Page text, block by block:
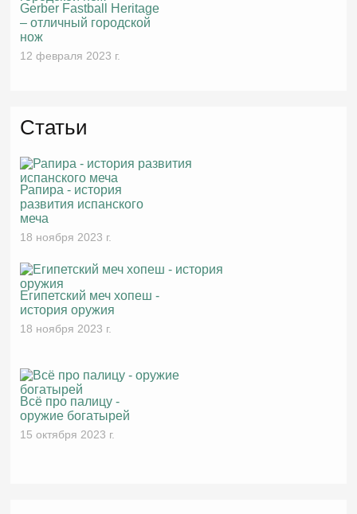
Gerber Fastball Heritage
– отличный городской
нож
12 февраля 2023 г.
Статьи
Рапира - история
развития испанского
меча
18 ноября 2023 г.
Египетский меч хопеш -
история оружия
18 ноября 2023 г.
Всё про палицу -
оружие богатырей
15 октября 2023 г.